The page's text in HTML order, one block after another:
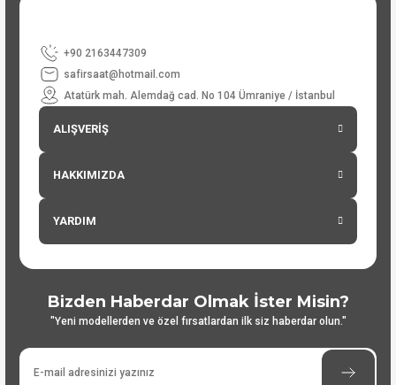
+90 2163447309
safirsaat@hotmail.com
Atatürk mah. Alemdağ cad. No 104 Ümraniye / İstanbul
ALIŞVERİŞ
HAKKIMIZDA
YARDIM
Bizden Haberdar Olmak İster Misin?
"Yeni modellerden ve özel fırsatlardan ilk siz haberdar olun."